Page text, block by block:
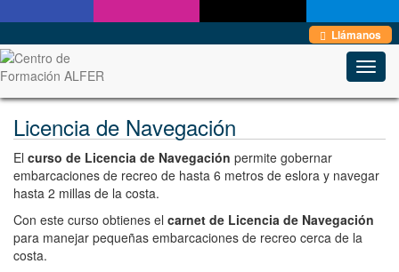
Llámanos
Licencia de Navegación
El curso de Licencia de Navegación permite gobernar
embarcaciones de recreo de hasta 6 metros de eslora y navegar
hasta 2 millas de la costa.
Con este curso obtienes el carnet de Licencia de Navegación
para manejar pequeñas embarcaciones de recreo cerca de la
costa.
Licencia de Navegación